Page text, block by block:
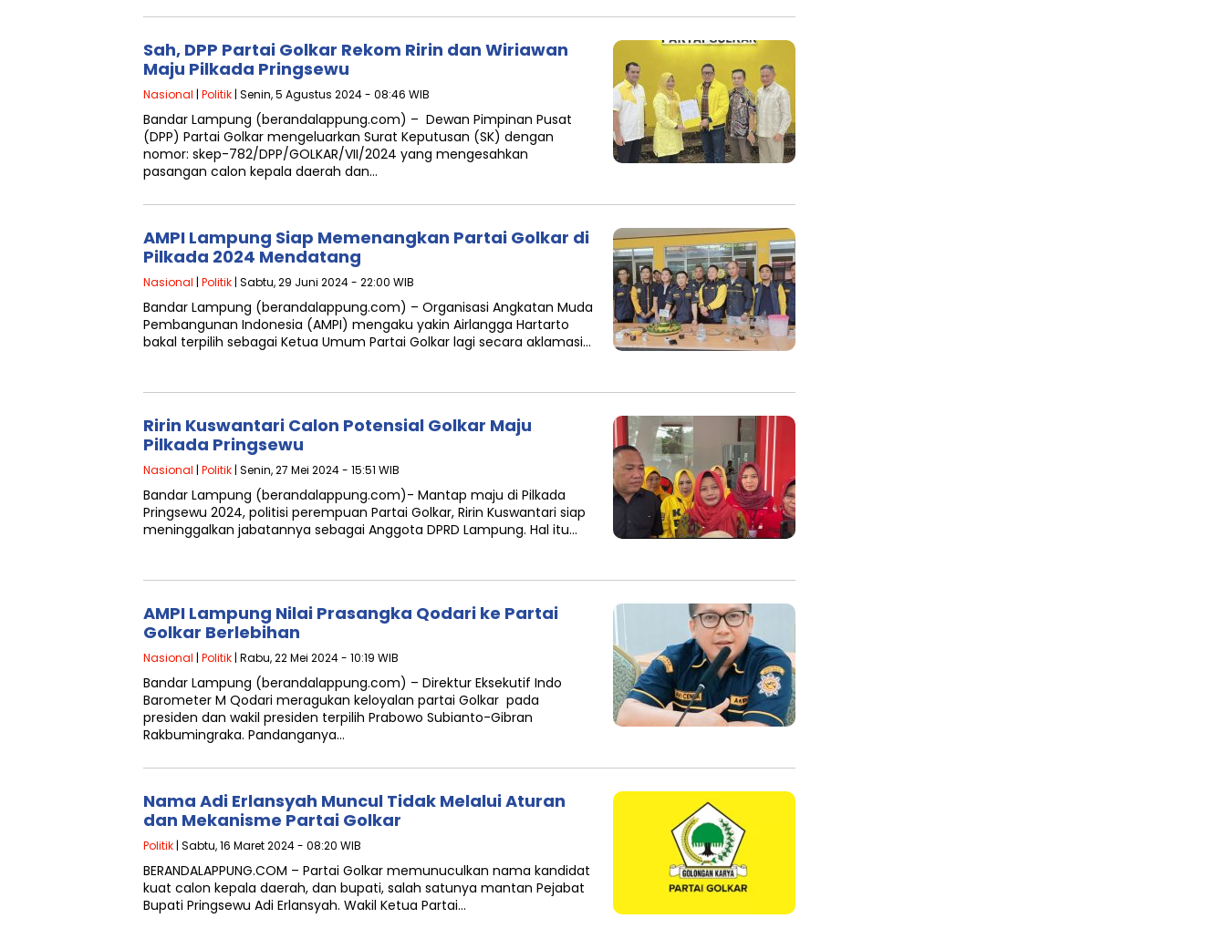
Sah, DPP Partai Golkar Rekom Ririn dan Wiriawan
Maju Pilkada Pringsewu
Nasional | Politik | Senin, 5 Agustus 2024 - 08:46 WIB
Bandar Lampung (berandalappung.com) – Dewan Pimpinan Pusat
(DPP) Partai Golkar mengeluarkan Surat Keputusan (SK) dengan
nomor: skep-782/DPP/GOLKAR/VII/2024 yang mengesahkan
pasangan calon kepala daerah dan…
AMPI Lampung Siap Memenangkan Partai Golkar di
Pilkada 2024 Mendatang
Nasional | Politik | Sabtu, 29 Juni 2024 - 22:00 WIB
Bandar Lampung (berandalappung.com) – Organisasi Angkatan Muda
Pembangunan Indonesia (AMPI) mengaku yakin Airlangga Hartarto
bakal terpilih sebagai Ketua Umum Partai Golkar lagi secara aklamasi…
Ririn Kuswantari Calon Potensial Golkar Maju
Pilkada Pringsewu
Nasional | Politik | Senin, 27 Mei 2024 - 15:51 WIB
Bandar Lampung (berandalappung.com)- Mantap maju di Pilkada
Pringsewu 2024, politisi perempuan Partai Golkar, Ririn Kuswantari siap
meninggalkan jabatannya sebagai Anggota DPRD Lampung. Hal itu…
AMPI Lampung Nilai Prasangka Qodari ke Partai
Golkar Berlebihan
Nasional | Politik | Rabu, 22 Mei 2024 - 10:19 WIB
Bandar Lampung (berandalappung.com) – Direktur Eksekutif Indo
Barometer M Qodari meragukan keloyalan partai Golkar pada
presiden dan wakil presiden terpilih Prabowo Subianto-Gibran
Rakbumingraka. Pandanganya…
Nama Adi Erlansyah Muncul Tidak Melalui Aturan
dan Mekanisme Partai Golkar
Politik | Sabtu, 16 Maret 2024 - 08:20 WIB
BERANDALAPPUNG.COM – Partai Golkar memunuculkan nama kandidat
kuat calon kepala daerah, dan bupati, salah satunya mantan Pejabat
Bupati Pringsewu Adi Erlansyah. Wakil Ketua Partai…